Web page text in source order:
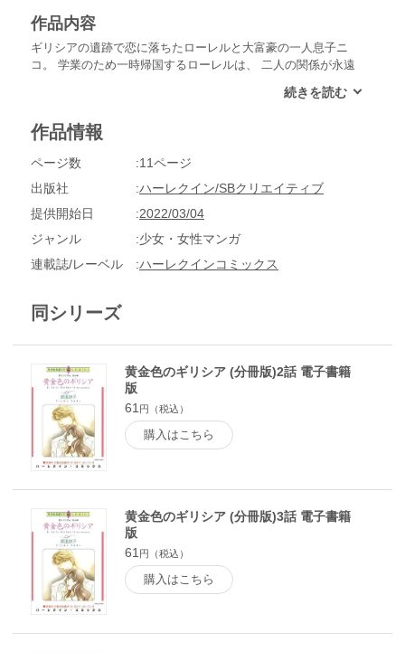
作品内容
ギリシアの遺跡で恋に落ちたローレルと大富豪の一人息子ニ
コ。 学業のため一時帰国するローレルは、 二人の関係が永遠
ニコは態度を急変させた。 そして突如現れた彼の代理人ロ
いったい・・・!?
作品情報
ページ数
11ページ
出版社
ハーレクイン/SBクリエイティブ
提供開始日
2022/03/04
ジャンル
少女・女性マンガ
連載誌/レーベル
ハーレクインコミックス
同シリーズ
黄金色のギリシア (分冊版)2話 電子書籍
版
61 円（税込）
購入はこちら
黄金色のギリシア (分冊版)3話 電子書籍
版
61 円（税込）
購入はこちら